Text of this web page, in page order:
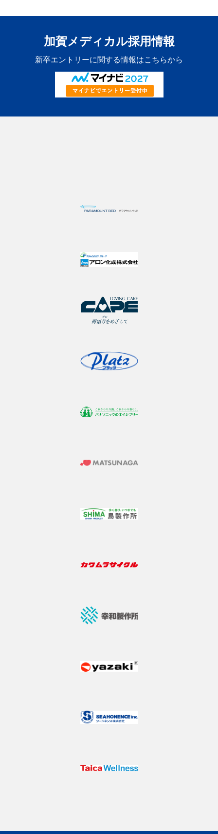
加賀メディカル採用情報
新卒エントリーに関する情報はこちらから